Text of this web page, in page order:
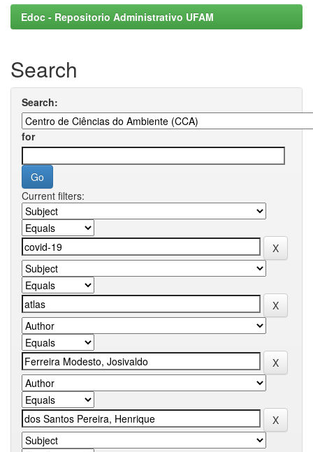
Edoc - Repositorio Administrativo UFAM
Search
Search:
for
Current filters: